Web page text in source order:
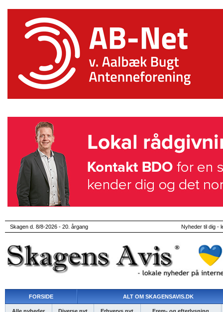
Skagen d. 8/8-2026 - 20. årgang Nyheder til dig -
FORSIDE ALT OM SKAGENSAVIS.DK